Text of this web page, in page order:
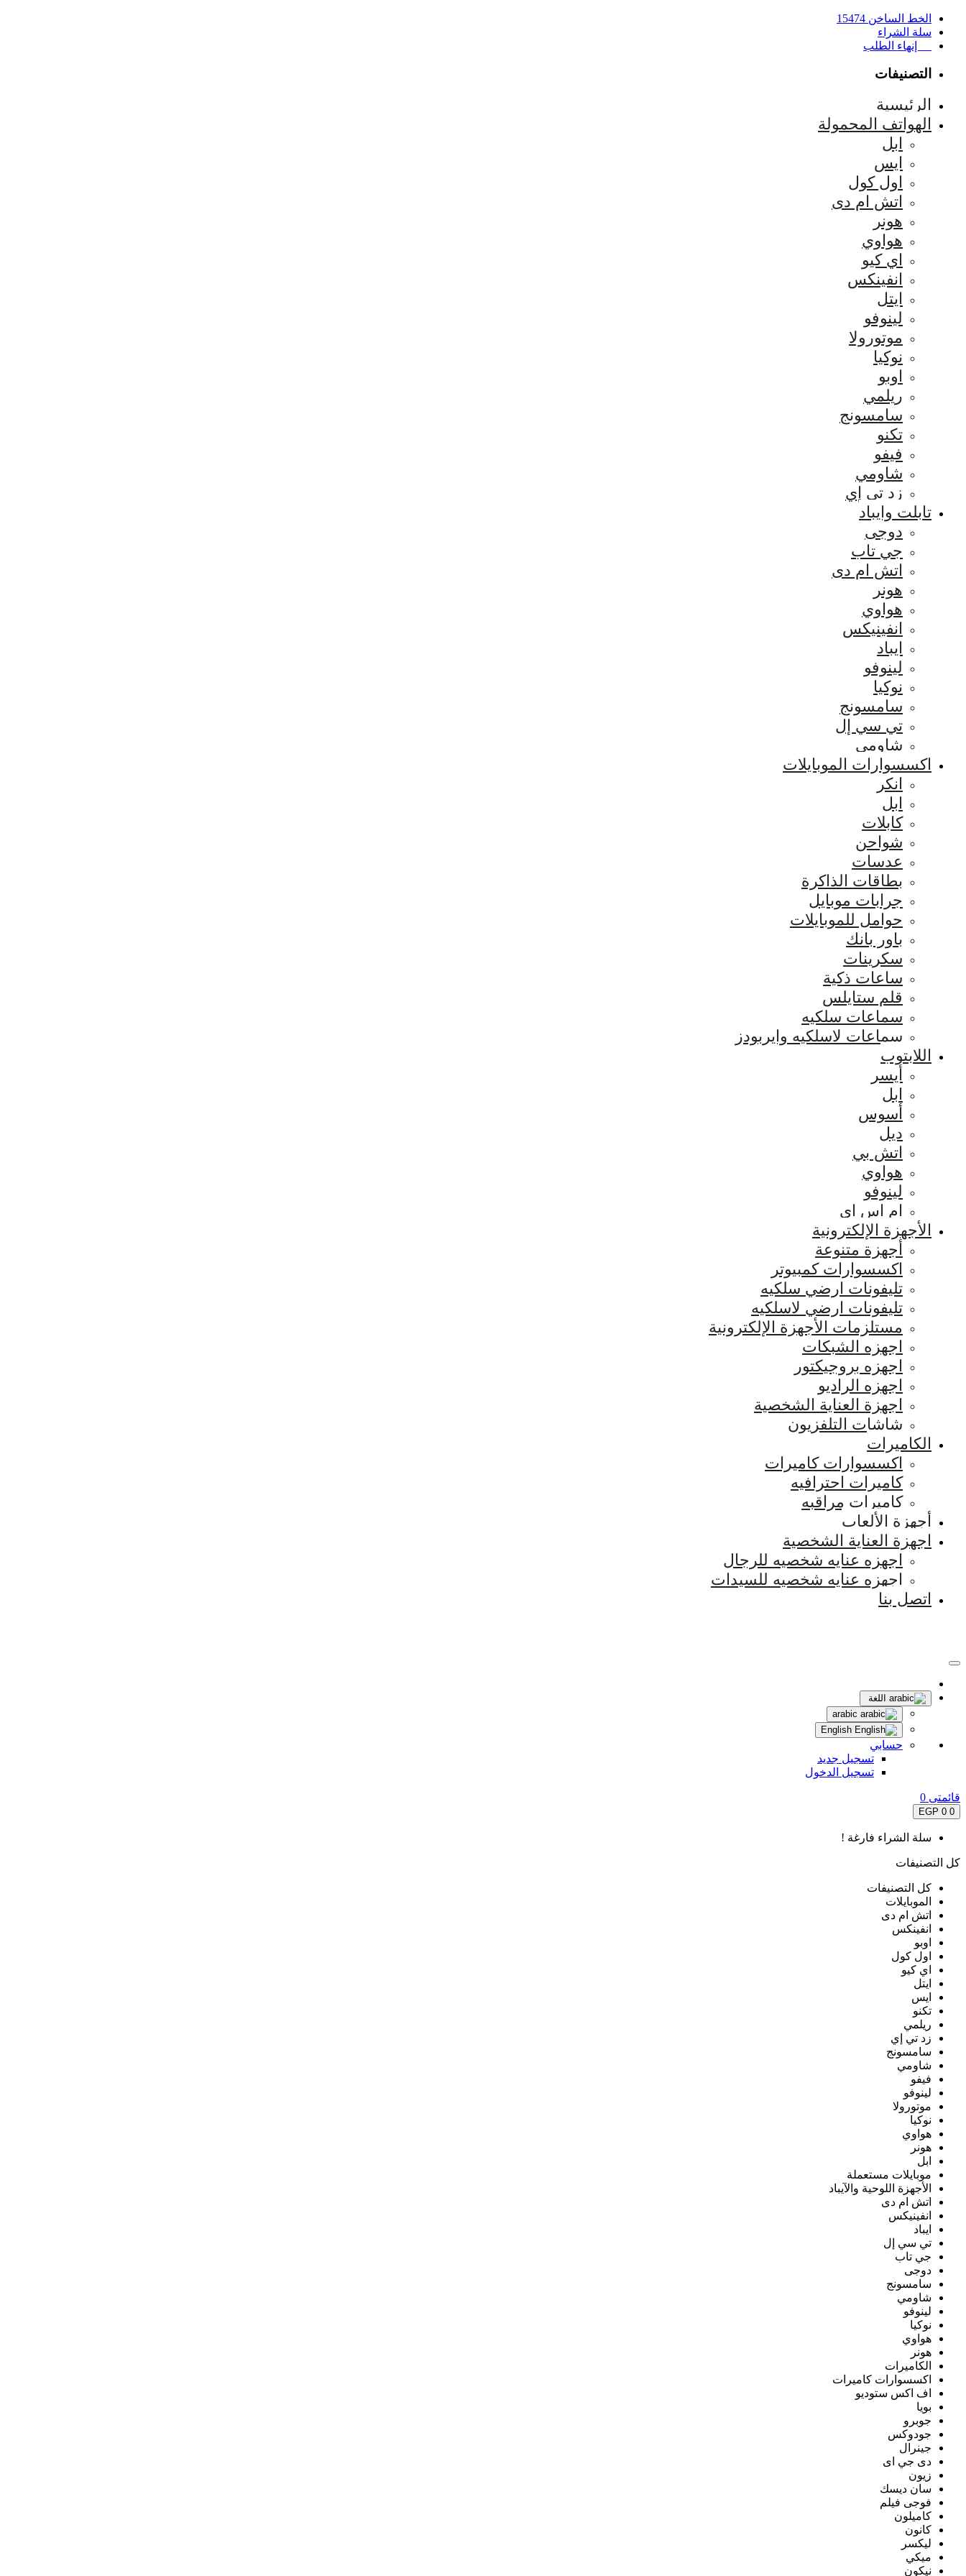
الخط الساخن 15474
سلة الشراء
إنهاء الطلب
التصنيفات
الرئيسية
الهواتف المحمولة
ابل
ايس
اول كول
اتش ام دى
هونر
هواوي
اي كيو
انفينكس
ايتل
لينوفو
موتورولا
نوكيا
اوبو
ريلمي
سامسونج
تكنو
فيفو
شاومي
زد تي إي
تابلت وايباد
دوجى
جي تاب
اتش ام دى
هونر
هواوي
انفينيكس
ايباد
لينوفو
نوكيا
سامسونج
تي سي إل
شاومي
اكسسوارات الموبايلات
انكر
ابل
كابلات
شواحن
عدسات
بطاقات الذاكرة
جرابات موبايل
حوامل للموبايلات
باور بانك
سكرينات
ساعات ذكية
قلم ستايلس
سماعات سلكيه
سماعات لاسلكيه وايربودز
اللابتوب
أيسر
ابل
أسوس
ديل
اتش بي
هواوي
لينوفو
ام اس اي
الأجهزة الإلكترونية
أجهزة متنوعة
اكسسوارات كمبيوتر
تليفونات ارضي سلكيه
تليفونات ارضي لاسلكيه
مستلزمات الأجهزة الإلكترونية
اجهزه الشبكات
اجهزه بروجيكتور
اجهزه الراديو
اجهزة العناية الشخصية
شاشات التلفزيون
الكاميرات
اكسسوارات كاميرات
كاميرات احترافيه
كاميرات مراقبه
أجهزة الألعاب
اجهزة العناية الشخصية
اجهزه عنايه شخصيه للرجال
اجهزه عنايه شخصيه للسيدات
اتصل بنا
اللغة
حسابي
تسجيل جديد
تسجيل الدخول
قائمتى 0
0
0 EGP
سلة الشراء فارغة !
كل التصنيفات
كل التصنيفات
الموبايلات
اتش ام دى
انفينكس
اوبو
اول كول
اي كيو
ايتل
ايس
تكنو
ريلمي
زد تي إي
سامسونج
شاومي
فيفو
لينوفو
موتورولا
نوكيا
هواوي
هونر
ابل
موبايلات مستعملة
الأجهزة اللوحية والآيباد
اتش ام دى
انفينيكس
ايباد
تي سي إل
جي تاب
دوجى
سامسونج
شاومي
لينوفو
نوكيا
هواوي
هونر
الكاميرات
اكسسوارات كاميرات
اف اكس ستوديو
بويا
جوبرو
جودوكس
جينرال
دى جي اى
زيون
سان ديسك
فوجى فيلم
كاميلون
كانون
ليكسر
ميكي
نيكون